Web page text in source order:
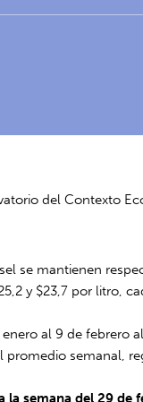
del Contexto
se mantienen
y $23,7 por litro,
al 9 de febrero
semanal,
semana del 29 de